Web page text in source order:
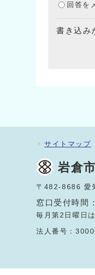
回答を
書き込み
サイトマップ
岩倉
〒482-8686 愛
窓口受付時間
毎月第2日曜日
法人番号：